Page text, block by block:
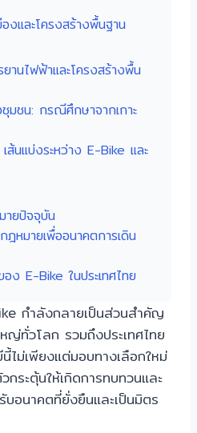
งและโครงสร้างพื้นฐาน
านไฟฟ้าและโครงสร้างพื้น
มชน: กรณีศึกษาจากเกาะ
ส้นแบ่งระหว่าง E-Bike และ
ายปัจจุบัน
หมายเพื่ออนาคตการเดิน
ง E-Bike ในประเทศไทย
กำลังกลายเป็นส่วนสำคัญ
ญ่ทั่วโลก รวมถึงประเทศไทย
ไม่เพียงแต่มอบทางเลือกใหม่
ระตุ้นให้เกิดการทบทวนและ
อนาคตที่ยั่งยืนและเป็นมิตร